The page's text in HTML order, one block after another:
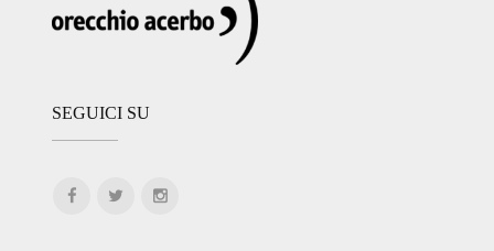
SEGUICI SU